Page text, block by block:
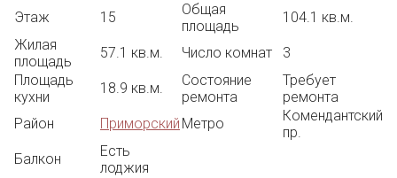
Этаж 15
Общая
площадь
104.1 кв.м.
Жилая
площадь
57.1 кв.м. Число комнат
3
Площадь
кухни
18.9 кв.м.
Состояние
ремонта
Требует
ремонта
Район
Приморский Метро
Комендантский
пр.
Балкон
Есть
лоджия